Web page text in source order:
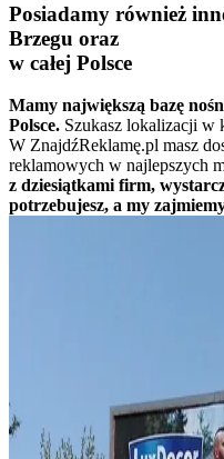
Posiadamy również
Brzegu oraz
w całej Polsce
Mamy największą bazę
Polsce. Szukasz lokalizacji w
W ZnajdźReklamę.pl masz
reklamowych w najlepszych
z dziesiątkami firm,
potrzebujesz, a my